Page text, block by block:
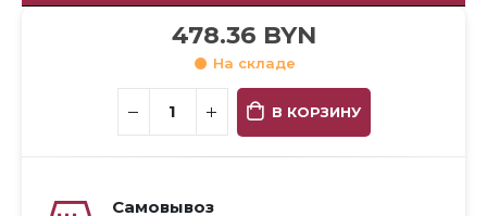
478.36 BYN
На складе
В КОРЗИНУ
Самовывоз